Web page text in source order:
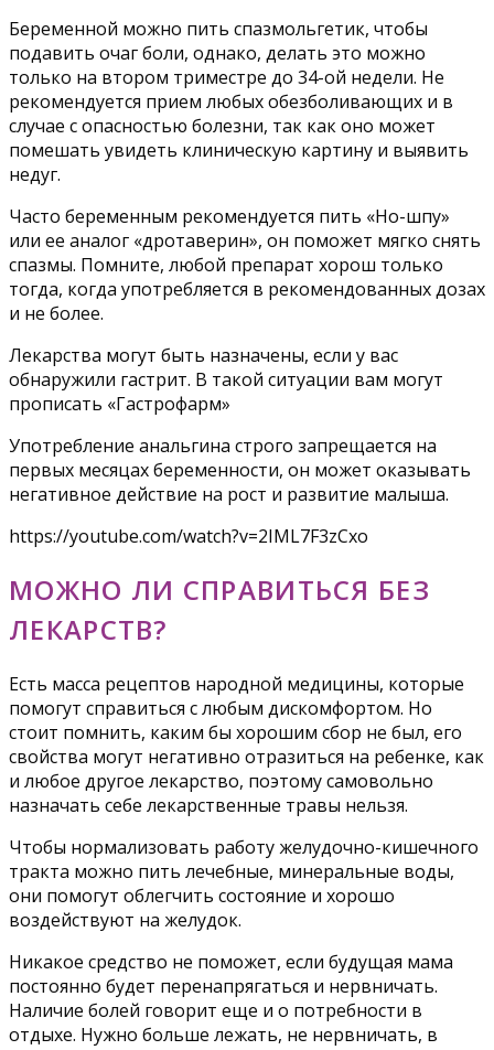
Беременной можно пить спазмольгетик, чтобы
подавить очаг боли, однако, делать это можно
только на втором триместре до 34-ой недели. Не
рекомендуется прием любых обезболивающих и в
случае с опасностью болезни, так как оно может
помешать увидеть клиническую картину и выявить
недуг.
Часто беременным рекомендуется пить «Но-шпу»
или ее аналог «дротаверин», он поможет мягко снять
спазмы. Помните, любой препарат хорош только
тогда, когда употребляется в рекомендованных дозах
и не более.
Лекарства могут быть назначены, если у вас
обнаружили гастрит. В такой ситуации вам могут
прописать «Гастрофарм»
Употребление анальгина строго запрещается на
первых месяцах беременности, он может оказывать
негативное действие на рост и развитие малыша.
https://youtube.com/watch?v=2IML7F3zCxo
МОЖНО ЛИ СПРАВИТЬСЯ БЕЗ
ЛЕКАРСТВ?
Есть масса рецептов народной медицины, которые
помогут справиться с любым дискомфортом. Но
стоит помнить, каким бы хорошим сбор не был, его
свойства могут негативно отразиться на ребенке, как
и любое другое лекарство, поэтому самовольно
назначать себе лекарственные травы нельзя.
Чтобы нормализовать работу желудочно-кишечного
тракта можно пить лечебные, минеральные воды,
они помогут облегчить состояние и хорошо
воздействуют на желудок.
Никакое средство не поможет, если будущая мама
постоянно будет перенапрягаться и нервничать.
Наличие болей говорит еще и о потребности в
отдыхе. Нужно больше лежать, не нервничать, в